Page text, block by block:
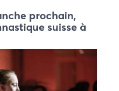
prochain,
suisse à